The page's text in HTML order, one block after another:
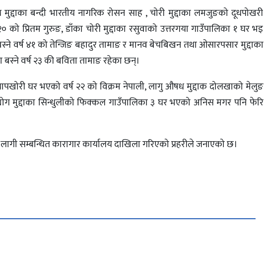
बन्दी भारतीय नागरिक रोसन साह , चोरी मुद्दाका लमजुङको दूधपोखरी
प्रितम गुरुङ, डाँका चोरी मुद्दाका रसुवाको उत्तरगया गाउँपालिका १ घर भइ
वर्ष ४१ को तेन्जिङ बहादुर तामाङ र मानव बेचबिखन तथा ओसारपसार मुद्दाका
वर्ष २३ की बविता तामाङ रहेका छन्।
घर भएको वर्ष २२ को विक्रम नेपाली, लागु औषध मुद्दाक दोलखाको मेलुङ
मुद्दाका सिन्धुलीको फिक्कल गाउँपालिका ३ घर भएको अनिस मगर पनि फेरि
सम्बन्धित कारागार कार्यालय दाखिला गरिएको प्रहरीले जनाएको छ।